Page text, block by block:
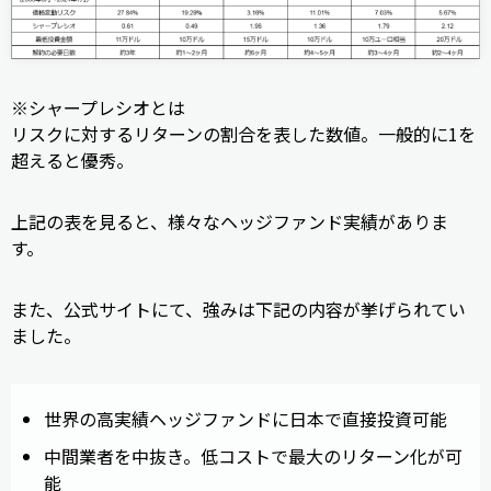
※シャープレシオとは
リスクに対するリターンの割合を表した数値。一般的に1を
超えると優秀。
上記の表を見ると、様々なヘッジファンド実績がありま
す。
また、公式サイトにて、強みは下記の内容が挙げられてい
ました。
世界の高実績ヘッジファンドに日本で直接投資可能
中間業者を中抜き。低コストで最大のリターン化が可
能